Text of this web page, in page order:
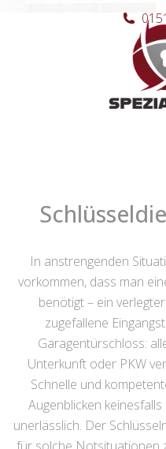
Hauptnavigation
In anstrengenden
vorkommen, dass man
benötigt – ein
zugefallene
Garagentürschloss:
Unterkunft oder PKW
Schnelle und
Augenblicken
unerlässlich. Der